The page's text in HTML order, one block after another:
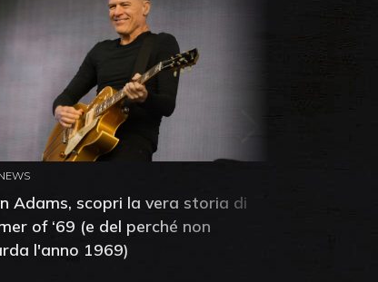
Adams, scopri la vera storia di
of ‘69 (e del perché non
l'anno 1969)